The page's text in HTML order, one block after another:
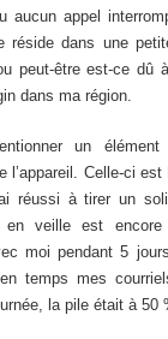
aucun appel
réside dans une
peut-être est-ce dû
dans ma région.
un
l’appareil. Celle-ci
réussi à tirer un
en veille est
moi pendant 5
temps mes
la pile était à 50